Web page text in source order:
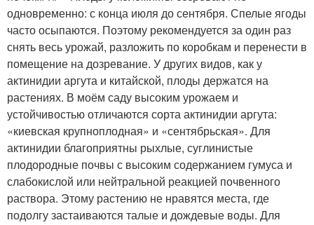
одновременно: с конца июля до сентября. Спелые ягоды
часто осыпаются. Поэтому рекомендуется за один раз
снять весь урожай, разложить по коробкам и перенести в
помещение на дозревание. У других видов, как у
актинидии аргута и китайской, плоды держатся на
растениях. В моём саду высоким урожаем и
устойчивостью отличаются сорта актинидии аргута:
«киевская крупноплодная» и «сентябрьская». Для
актинидии благоприятны рыхлые, суглинистые
плодородные почвы с высоким содержанием гумуса и
слабокислой или нейтральной реакцией почвенного
раствора. Этому растению не нравятся места, где
подолгу застаиваются талые и дождевые воды. Для